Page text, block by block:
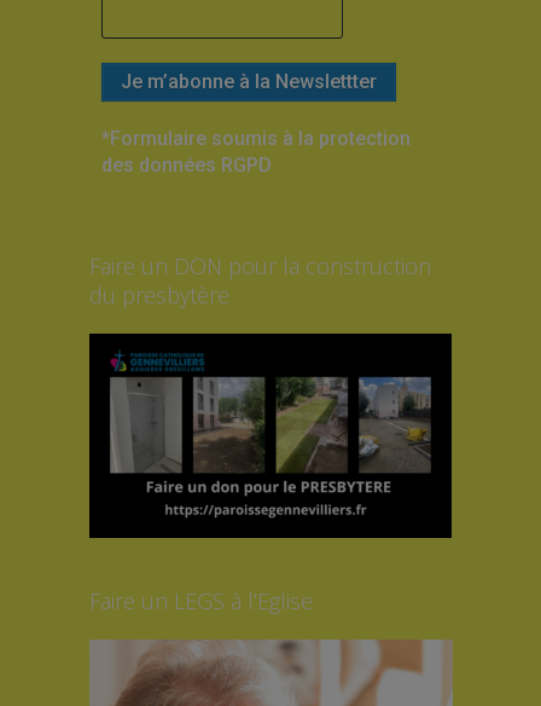
*Formulaire soumis à la protection
des données RGPD
Faire un DON pour la construction
du presbytère
Faire un LEGS à l’Eglise